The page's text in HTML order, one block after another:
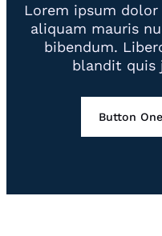
Lorem ipsum
aliquam mauris
bibendum.
blandit quis
Button One